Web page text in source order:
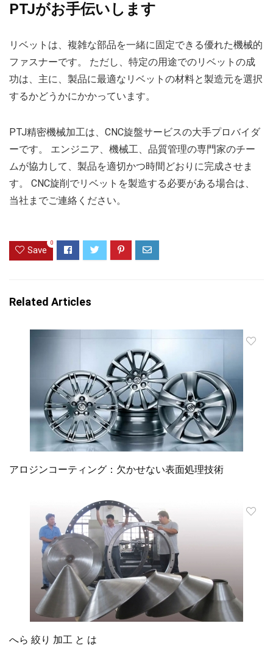
PTJがお手伝いします
リベットは、複雑な部品を一緒に固定できる優れた機械的
ファスナーです。 ただし、特定の用途でのリベットの成
功は、主に、製品に最適なリベットの材料と製造元を選択
するかどうかにかかっています。
PTJ精密機械加工は、CNC旋盤サービスの大手プロバイダ
ーです。 エンジニア、機械工、品質管理の専門家のチー
ムが協力して、製品を適切かつ時間どおりに完成させま
す。 CNC旋削でリベットを製造する必要がある場合は、
当社までご連絡ください。
Save
0
Related Articles
アロジンコーティング：欠かせない表面処理技術
へら 絞り 加工 と は